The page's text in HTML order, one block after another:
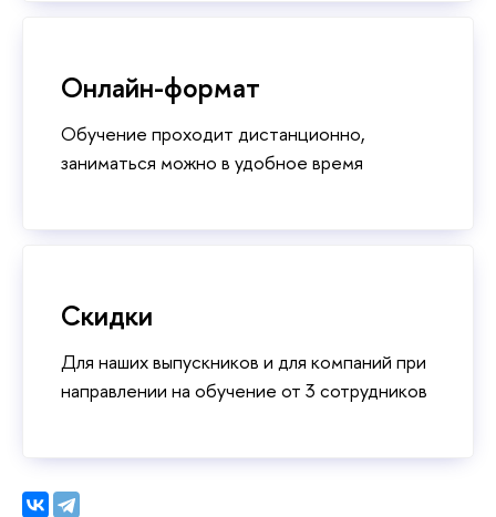
Онлайн-формат
Обучение проходит дистанционно,
заниматься можно в удобное время
Скидки
Для наших выпускников и для компаний при
направлении на обучение от 3 сотрудников